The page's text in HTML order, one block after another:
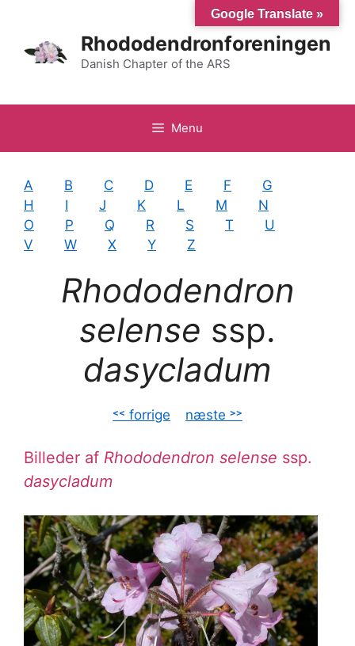
indhold
Rhododendronforeningen
Danish Chapter of the ARS
Menu
A B C D E F
G
H
I J K L M
N
O
P Q R S T
U
V
W X Y Z
Rhododendron
selense ssp.
dasycladum
˂˂ forrige næste ˃˃
Billeder af Rhododendron selense ssp.
dasycladum
Google Translate »